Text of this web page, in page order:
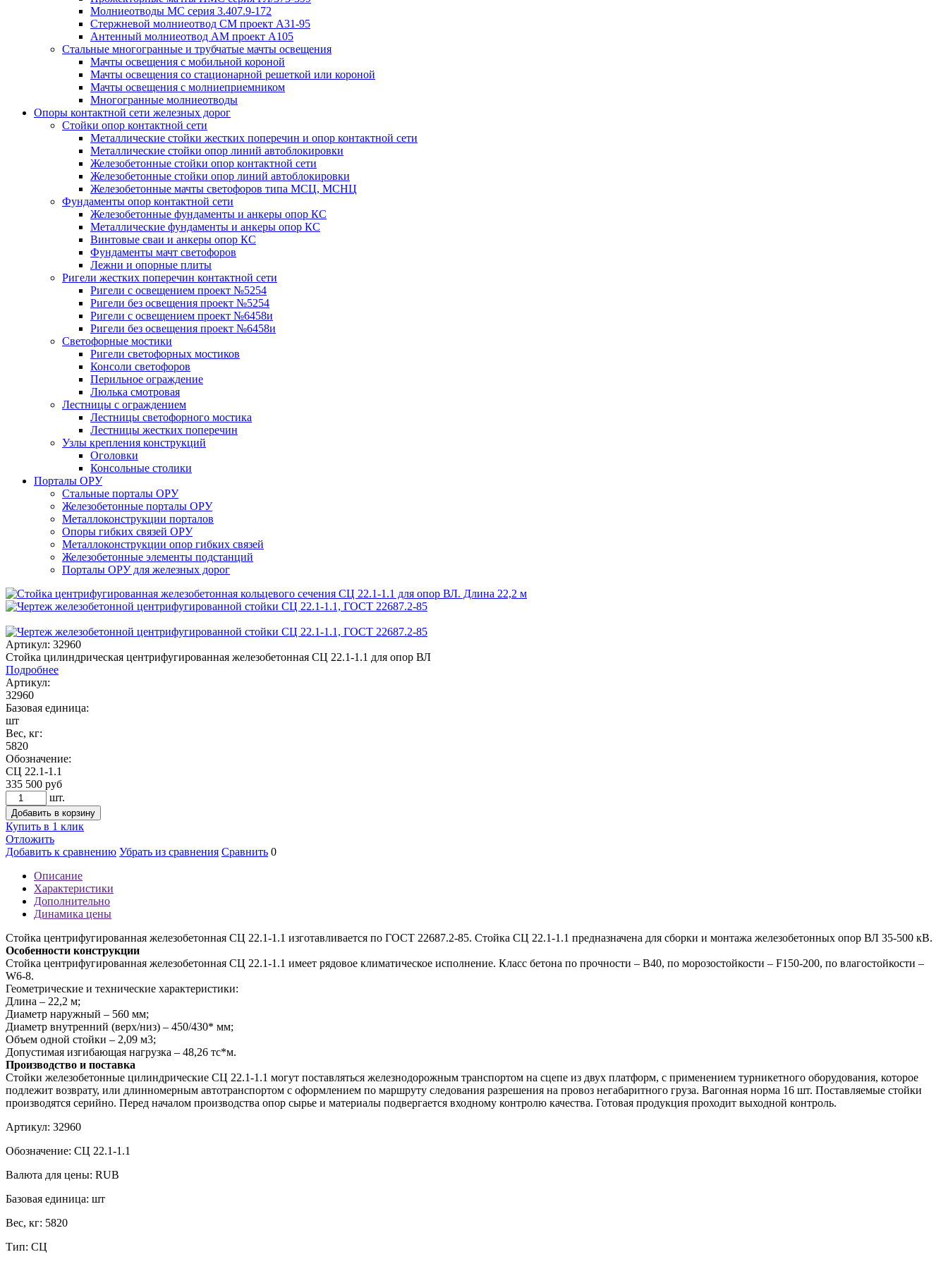
Молниеотводы МС серия 3.407.9-172
Стержневой молниеотвод СМ проект А31-95
Антенный молниеотвод АМ проект А105
Стальные многогранные и трубчатые мачты освещения
Мачты освещения с мобильной короной
Мачты освещения со стационарной решеткой или короной
Мачты освещения с молниеприемником
Многогранные молниеотводы
Опоры контактной сети железных дорог
Стойки опор контактной сети
Металлические стойки жестких поперечин и опор контактной сети
Металлические стойки опор линий автоблокировки
Железобетонные стойки опор контактной сети
Железобетонные стойки опор линий автоблокировки
Железобетонные мачты светофоров типа МСЦ, МСНЦ
Фундаменты опор контактной сети
Железобетонные фундаменты и анкеры опор КС
Металлические фундаменты и анкеры опор КС
Винтовые сваи и анкеры опор КС
Фундаменты мачт светофоров
Лежни и опорные плиты
Ригели жестких поперечин контактной сети
Ригели с освещением проект №5254
Ригели без освещения проект №5254
Ригели с освещением проект №6458и
Ригели без освещения проект №6458и
Светофорные мостики
Ригели светофорных мостиков
Консоли светофоров
Перильное ограждение
Люлька смотровая
Лестницы с ограждением
Лестницы светофорного мостика
Лестницы жестких поперечин
Узлы крепления конструкций
Оголовки
Консольные столики
Порталы ОРУ
Стальные порталы ОРУ
Железобетонные порталы ОРУ
Металлоконструкции порталов
Опоры гибких связей ОРУ
Металлоконструкции опор гибких связей
Железобетонные элементы подстанций
Порталы ОРУ для железных дорог
Артикул: 32960
Стойка цилиндрическая центрифугированная железобетонная СЦ 22.1-1.1 для опор ВЛ
Подробнее
Артикул:
32960
Базовая единица:
шт
Вес, кг:
5820
Обозначение:
СЦ 22.1-1.1
335 500 руб
шт.
Добавить в корзину
Купить в 1 клик
Отложить
Добавить к сравнению Убрать из сравнения Сравнить 0
Описание
Характеристики
Дополнительно
Динамика цены
Стойка центрифугированная железобетонная СЦ 22.1-1.1 изготавливается по ГОСТ 22687.2-85. Стойка СЦ 22.1-1.1 предназначена для сборки и монтажа железобетонных опор ВЛ 35-500 кВ.
Особенности конструкции
Стойка центрифугированная железобетонная СЦ 22.1-1.1 имеет рядовое климатическое исполнение. Класс бетона по прочности – В40, по морозостойкости – F150-200, по влагостойкости –
W6-8.
Геометрические и технические характеристики:
Длина – 22,2 м;
Диаметр наружный – 560 мм;
Диаметр внутренний (верх/низ) – 450/430* мм;
Объем одной стойки – 2,09 м3;
Допустимая изгибающая нагрузка – 48,26 тс*м.
Производство и поставка
Стойки железобетонные цилиндрические СЦ 22.1-1.1 могут поставляться железнодорожным транспортом на сцепе из двух платформ, с применением турникетного оборудования, которое
подлежит возврату, или длинномерным автотранспортом с оформлением по маршруту следования разрешения на провоз негабаритного груза. Вагонная норма 16 шт. Поставляемые стойки
производятся серийно. Перед началом производства опор сырье и материалы подвергается входному контролю качества. Готовая продукция проходит выходной контроль.
Артикул: 32960
Обозначение: СЦ 22.1-1.1
Валюта для цены: RUB
Базовая единица: шт
Вес, кг: 5820
Тип: СЦ